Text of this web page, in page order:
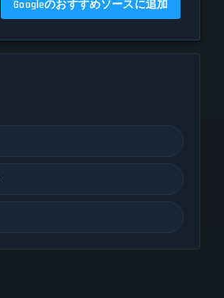
Googleのおすすめソースに追加